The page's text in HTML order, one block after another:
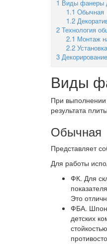
1 Виды фанеры
1.1 Обычная
1.2
2 Технология
2.1 Монтаж
2.2
3
Виды
При выполнении
результата
Обычная
Представляет
Для работы
ФК. Для
Это
ФБА. Шпон
детских